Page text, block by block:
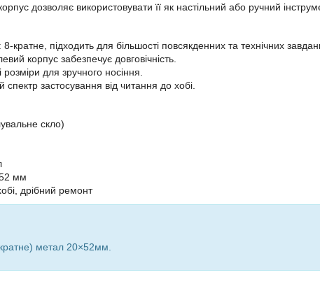
дозволяє використовувати її як настільний або ручний
кратне, підходить для більшості повсякденних та технічних
корпус забезпечує довговічність.
для зручного носіння.
спектр застосування від читання до хобі.
скло)
мм
дрібний ремонт
метал 20×52мм.